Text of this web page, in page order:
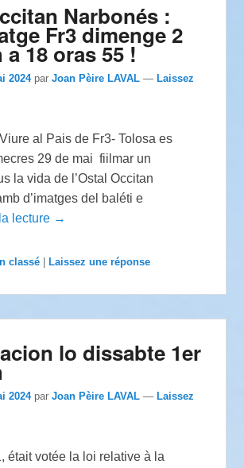
Narbonés :
Fr3 dimenge 2
18 oras 55 !
2024 parJoan Pèire LAVAL — Laissez
al Pais de Fr3- Tolosa es
29 de mai fiilmar un
la vida de l’Ostal Occitan
d’imatges del baléti e
lecture →
classé Laissez une réponse
lo dissabte 1er
2024 parJoan Pèire LAVAL — Laissez
était votée la loi relative à la